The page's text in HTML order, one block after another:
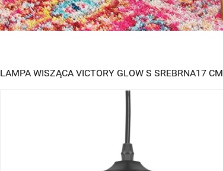
LAMPA WISZĄCA VICTORY GLOW S SREBRNA17 CM